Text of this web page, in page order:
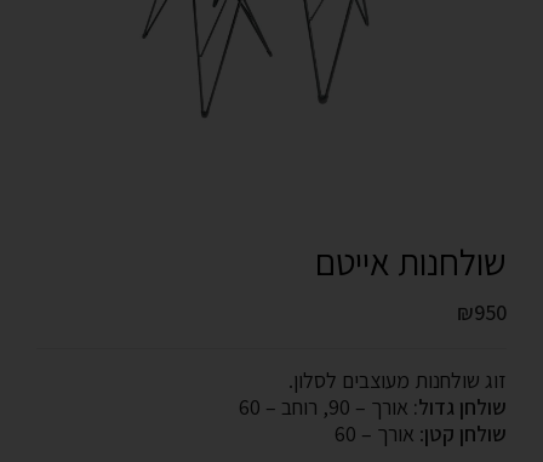
שולחנות אייטם
₪950
זוג שולחנות מעוצבים לסלון.
שולחן גדול: אורך – 90, רוחב – 60
שולחן קטן: אורך – 60